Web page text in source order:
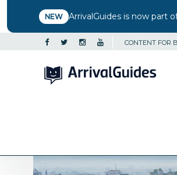
NEW ArrivalGuides is now part
CONTENT FOR